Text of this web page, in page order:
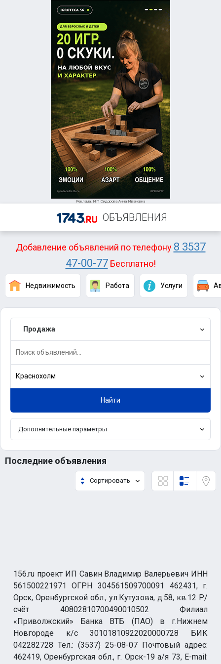
Реклама. ИП Сидорова Анна Ивановна
ОБЪЯВЛЕНИЯ
Добавление объявлений по телефону 8 3537
47-00-77Бесплатно!
Недвижимость Работа Услуги
Продажа
Краснохолм
Найти
Дополнительные параметры
Последние объявления
Сортировать
156.ru проект ИП Савин Владимир Валерьевич ИНН
561500221971 ОГРН 304561509700091 462431, г.
Орск, Оренбургской обл., ул.Кутузова, д.58, кв.12 Р/
счёт 40802810700490010502 Филиал
«Приволжский» Банка ВТБ (ПАО) в г.Нижнем
Новгороде к/с 30101810922020000728 БИК
042282728 Тел.: (3537) 25-08-07 Почтовый адрес:
462419, Оренбургская обл., г. Орск-19 а/я 73, E-mail: